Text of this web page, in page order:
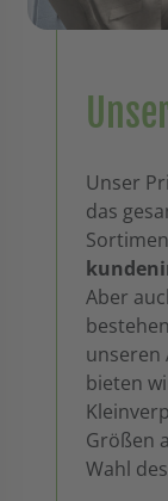
Unser
das
Aber
unseren
bieten
Größen
Wahl